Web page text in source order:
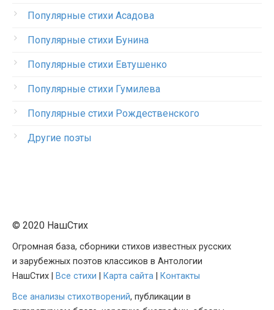
Популярные стихи Асадова
Популярные стихи Бунина
Популярные стихи Евтушенко
Популярные стихи Гумилева
Популярные стихи Рождественского
Другие поэты
© 2020 НашСтих
Огромная база, сборники стихов известных русских
и зарубежных поэтов классиков в Антологии
НашСтих |
Все стихи Карта сайта
Контакты
Все анализы стихотворений, публикации в